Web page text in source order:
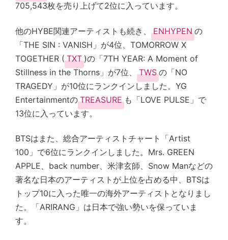
705,543枚を売り上げて2位に入っています。
他のHYBE関連アーティストも続き、 ENHYPEN の
「THE SIN : VANISH」が4位、TOMORROW X
TOGETHER ( TXT )の「7TH YEAR: A Moment of
Stillness in the Thorns」が7位、
TWS の「NO
TRAGEDY」が10位にランクインしました。YG
Entertainmentの TREASURE も「LOVE PULSE」で
13位に入っています。
BTSはまた、総合アーティストチャート「Artist
100」で6位にランクインしました。Mrs. GREEN
APPLE、back number、米津玄師、Snow Manなどの
著名な日本のアーティストが上位を占める中、BTSは
トップ10に入った唯一の海外アーティストとなりまし
た。「ARIRANG」は日本で強い勢いを保っていま
す。